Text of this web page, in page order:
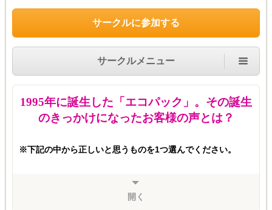
サークルに参加する
サークルメニュー
1995年に誕生した「エコパック」。その誕生
のきっかけになったお客様の声とは？
※下記の中から正しいと思うものを1つ選んでください。
開く